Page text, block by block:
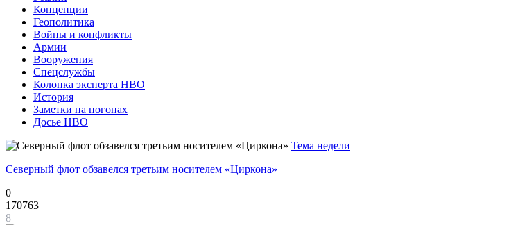
Концепции
Геополитика
Войны и конфликты
Армии
Вооружения
Спецслужбы
Колонка эксперта НВО
История
Заметки на погонах
Досье НВО
Тема недели
Северный флот обзавелся третьим носителем «Циркона»
0
170763
8